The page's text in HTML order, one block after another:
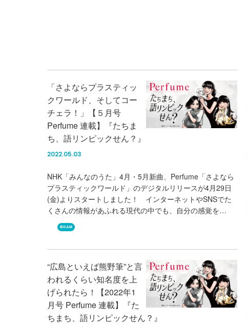
「さよならプラスティッ
クワールド、そしてコー
チェラ！」【５月号
Perfume 連載】『たちま
ち、語リンピックせん？』
2022.05.03
NHK「みんなのうた」4月・5月新曲、Perfume「さよなら
プラスティックワールド」のデジタルリリースが4月29日
(金)よりスタートしました！ インターネットやSNSでた
くさんの情報があふれる現代の中でも、自分の感覚を…
REGULAR
“広島といえば熊野筆”と言
われるくらい知名度を上
げられたら！【2022年1
月号 Perfume 連載】『た
ちまち、語リンピックせん？』